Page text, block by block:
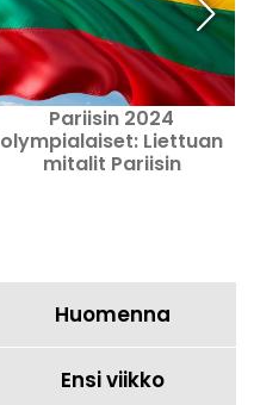
Pariisin 2024
olympialaiset: Liettuan
mitalit Pariisin
Huomenna
Ensi viikko